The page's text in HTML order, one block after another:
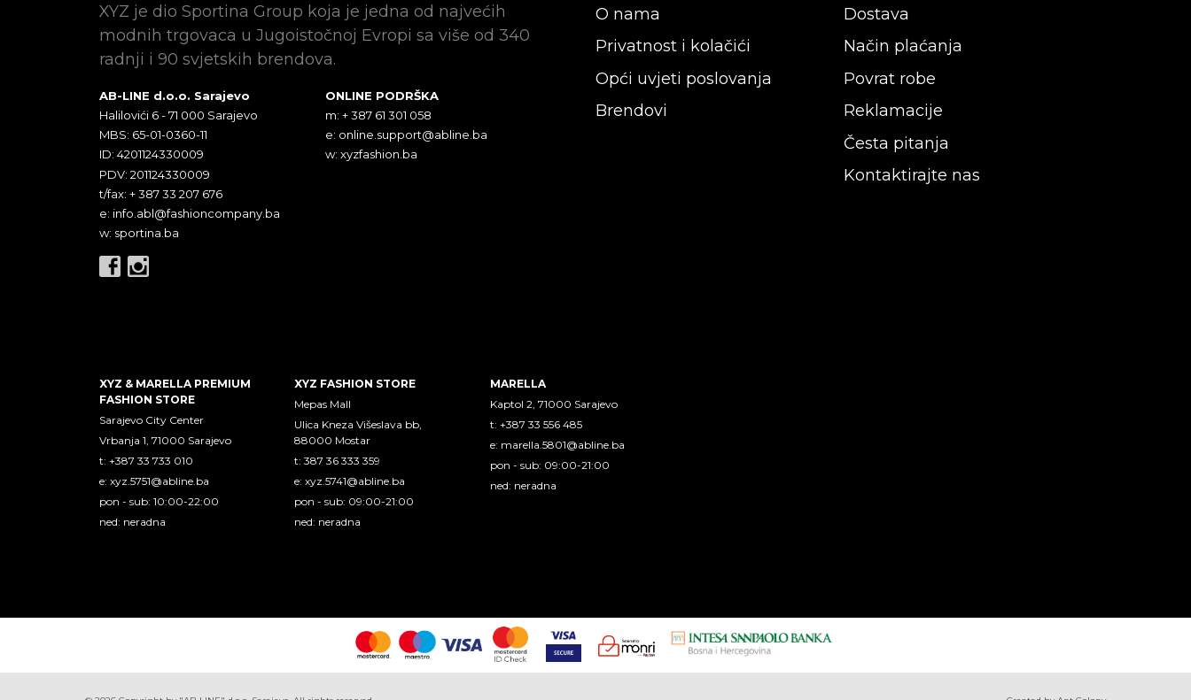
XYZ je dio Sportina Group koja je jedna od najvećih
modnih trgovaca u Jugoistočnoj Evropi sa više od 340
radnji i 90 svjetskih brendova.
AB-LINE d.o.o. Sarajevo
Halilovići 6 - 71 000 Sarajevo
MBS: 65-01-0360-11
ID: 4201124330009
PDV: 201124330009
t/fax: + 387 33 207 676
e: info.abl@fashioncompany.ba
w: sportina.ba
ONLINE PODRŠKA
m: + 387 61 301 058
e: online.support@abline.ba
w: xyzfashion.ba
O nama
Privatnost i kolačići
Opći uvjeti poslovanja
Brendovi
Dostava
Način plaćanja
Povrat robe
Reklamacije
Česta pitanja
Kontaktirajte nas
XYZ & MARELLA PREMIUM
FASHION STORE
Sarajevo City Center
Vrbanja 1, 71000 Sarajevo
t: +387 33 733 010
e: xyz.5751@abline.ba
pon - sub: 10:00-22:00
ned: neradna
XYZ FASHION STORE
Mepas Mall
Ulica Kneza Višeslava bb,
88000 Mostar
t: 387 36 333 359
e:xyz.5741@abline.ba
pon - sub: 09:00-21:00
ned: neradna
MARELLA
Kaptol 2, 71000 Sarajevo
t: +387 33 556 485
e: marella.5801@abline.ba
pon - sub: 09:00-21:00
ned: neradna